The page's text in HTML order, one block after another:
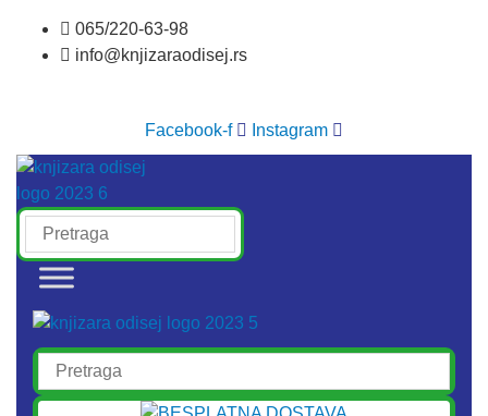
sadržaj
065/220-63-98
info@knjizaraodisej.rs
Facebook-f Instagram